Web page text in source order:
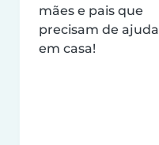
mães e pais que
precisam de ajuda
em casa!